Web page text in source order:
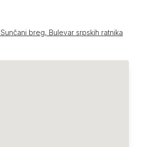
breg, Bulevar srpskih ratnika